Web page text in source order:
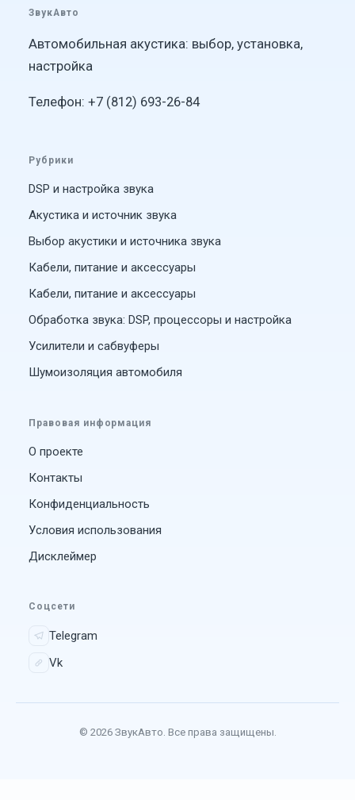
ЗвукАвто
Автомобильная акустика: выбор, установка,
настройка
Телефон: +7 (812) 693-26-84
Рубрики
DSP и настройка звука
Акустика и источник звука
Выбор акустики и источника звука
Кабели, питание и аксессуары
Кабели, питание и аксессуары
Обработка звука: DSP, процессоры и настройка
Усилители и сабвуферы
Шумоизоляция автомобиля
Правовая информация
О проекте
Контакты
Конфиденциальность
Условия использования
Дисклеймер
Соцсети
Telegram
Vk
© 2026 ЗвукАвто. Все права защищены.